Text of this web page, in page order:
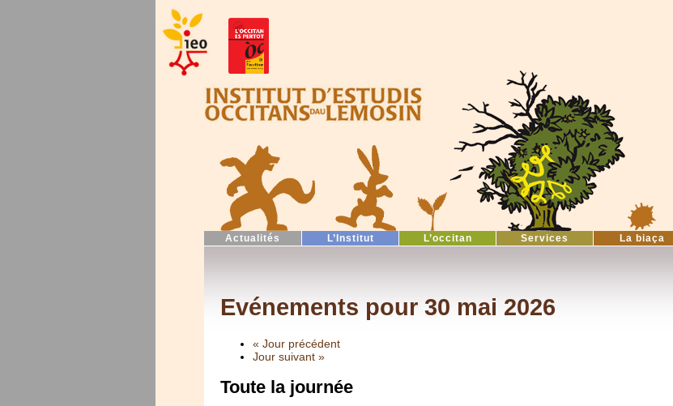
Actualités L’Institut L’occitan Services La biaça
Evénements pour 30 mai 2026
« Jour précédent
Jour suivant »
Toute la journée